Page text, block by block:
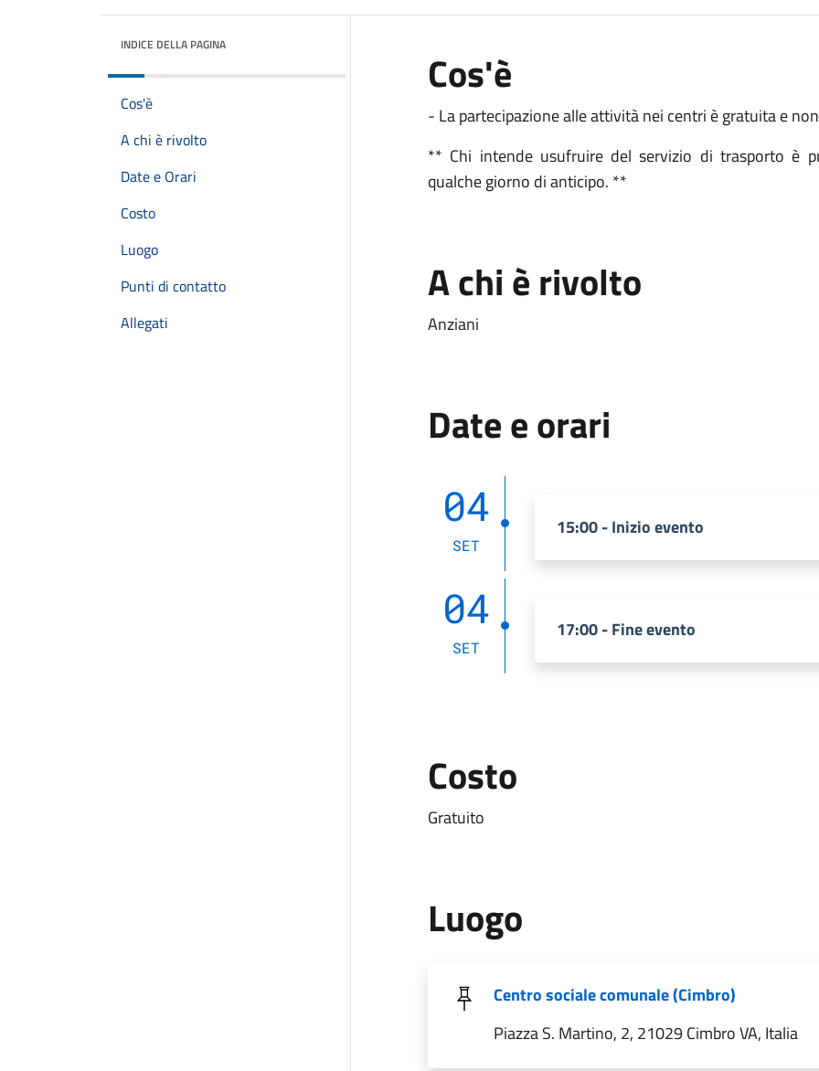
INDICE DELLA PAGINA
Cos'è
A chi è rivolto
Date e Orari
Costo
Luogo
Punti di contatto
Allegati
Cos'è
- La partecipazione alle attività nei centri è gratuita e
** Chi intende usufruire del servizio di trasporto è
qualche giorno di anticipo. **
A chi è rivolto
Anziani
Date e orari
04
SET
15:00 - Inizio evento
04
SET
17:00 - Fine evento
Costo
Gratuito
Luogo
Centro sociale comunale (Cimbro)
Piazza S. Martino, 2, 21029 Cimbro VA, Italia